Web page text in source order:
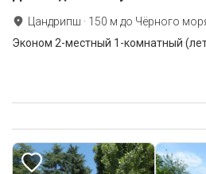
Цандрипш · 150 м до Чёрного
Эконом 2-местный 1-комнатный